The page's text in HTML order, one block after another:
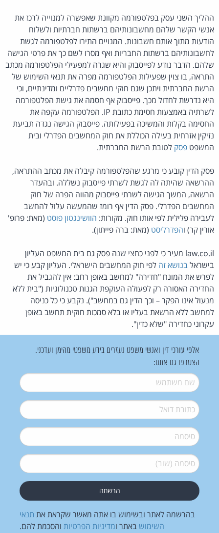
ההליך השני עסק בפלטפורמה מקוונת שאפשרה למנוייה לרכז את
אנשי הקשר שלהם מחשבונותיהם ברשתות חברתיות ולשלוח
הודעות מתוך אותם חשבונות. המנויים התירו לפלטפורמה לגשת
לחשבונותיהם ברשתות החבריות ואף מסרו לשם כך את פרטי הגישה
שלהם. הדבר נודע לפייסבוק והיא שגרה למפעילי הפלטפורמה מכתב
התראה, בו צוין שפעילות הפלטפורמה מפרה את תנאי השימוש של
הרשת החברתית ויתכן שגם חוקי מחשבים פדרליים ומדינתיים, וכי
היא נדרשת לחדול מכך. פייסבוק אף חסמה את גישת הפלטפורמה
לשרתיה באמצעות חסימת כתובת IP. הפלטפורמה עקפה את
החסימה בקלות והמשיכה בפעילותה. פייסבוק הגישה נגדה תביעת
נזיקין אזרחית בעילה הכוללת את חוק המחשבים הפדרלי ובית
המשפט פסק לטובת הרשת החברתית.
פסק הדין קובע כי מרגע שהפלטפורמה קיבלה את מכתב ההתראה,
ההרשאה שהיתה לה לגשת לשרתי פייסבוק נשללה. ובהעדר
הרשאה, המשך הגישה לשרתי פייסבוק מהווה הפרה של חוק
המחשבים הפדרלי. פסק הדין אף רומז שהמעשה עלול להחשב
לעבירה פלילית לפי אותו חוק. מקורות: הוושינגטון פוסט (מאת: פרופ'
אורין קר) והפדרליסט (מאת: ברה פייתון).
law.co.il מעיר כי לפני כחצי שנה פסק גם בית המשפט העליון
בישראלבנושא זה לפי חוק המחשבים הישראלי. העליון קבע כי יש
לפרש את המונח "חדירה" למחשב באופן רחב: אין להגביל את
החדירה האסורה רק לפעולה העוקפת הגנות טכנולוגיות ("בית ללא
מנעול אינו הפקר – וכך הדין גם במחשב"). נקבע כי כל כניסה
למחשב ללא הרשאת בעליו או בלא סמכות חוקית תחשב באופן
עקרוני כחדירה "שלא כדין".
אלפי עורכי דין ואנשי משפט נעזרים בידע משפטי מהימן ועדכני.
הצטרפו גם אתם:
שם משתמש*
דואל*
סיסמה*
סיסמה (שוב)*
בהרשמה לאתר ובשימוש בו אתה מאשר שקראת את תנאי
השימוש באתר ומדיניות הפרטיות והסכמת להם.